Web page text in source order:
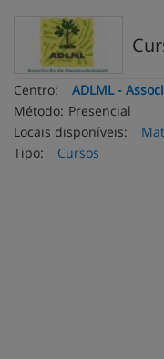
Centro:
ADLML -
Método: Presencial
Locais disponíveis:
Tipo:
Cursos